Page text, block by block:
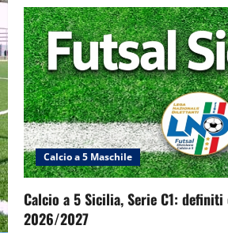
Calcio a 5 Maschile
Calcio a 5 Sicilia, Serie C1:
2026/2027